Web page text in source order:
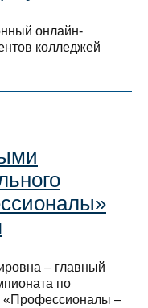
онлайн-
колледжей
– главный
по
«Профессионалы –